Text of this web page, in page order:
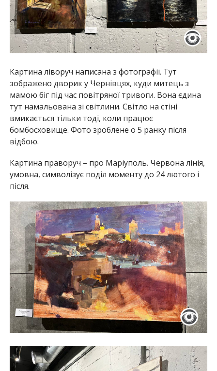
Картина ліворуч написана з фотографії. Тут
зображено дворик у Чернівцях, куди митець з
мамою біг під час повітряної тривоги. Вона єдина
тут намальована зі світлини. Світло на стіні
вмикається тільки тоді, коли працює
бомбосховище. Фото зроблене о 5 ранку після
відбою.
Картина праворуч – про Маріуполь. Червона лінія,
умовна, символізує поділ моменту до 24 лютого і
після.